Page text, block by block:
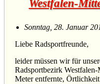
Westfalen-
Sonntag, 28. Januar
Liebe Radsportfreunde,
leider müssen wir für
Radsportbezirk
Meter entfernte,